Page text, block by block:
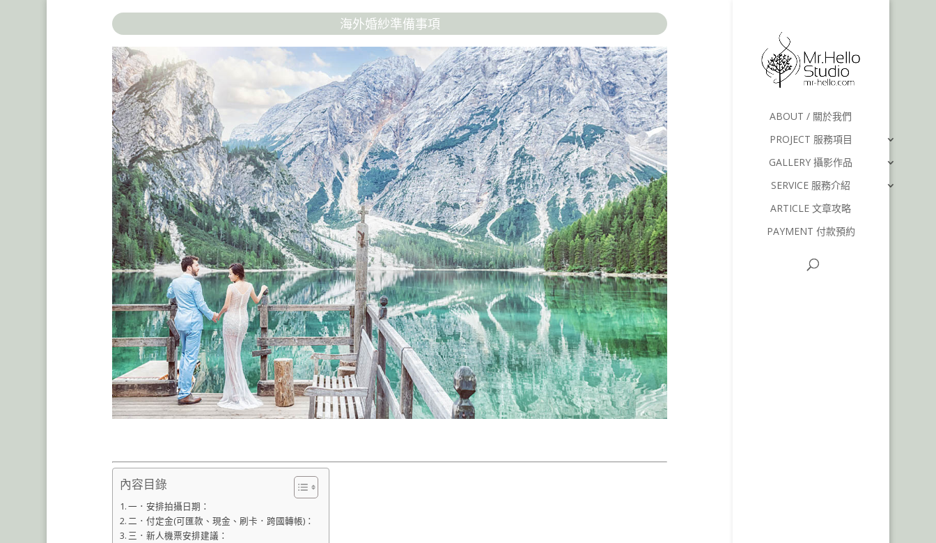
ABOUT / 關於我們
PROJECT 服務項目
GALLERY 攝影作品
SERVICE 服務介紹
ARTICLE 文章攻略
PAYMENT 付款預約
海外婚紗準備事項
內容目錄
一．安排拍攝日期：
二．付定金(可匯款、現金、刷卡．跨國轉帳)：
三．新人機票安排建議：